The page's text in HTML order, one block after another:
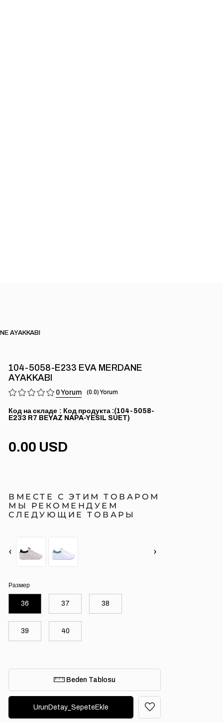
AYAKKABI
104-5058-E233 EVA MERDANE
AYAKKABI
0 0.0
Код на складе
(104-5058-
E233 R7 BEYAZ NAPA-YESIL SUET)
0.00 USD
ВМЕСТЕ С ЭТИМ ТОВАРОМ
МЫ РЕКОМЕНДУЕМ
СЛЕДУЮЩИЕ ТОВАРЫ
‹ ›
Размер
36 37 38
39 40
Beden Tablosu